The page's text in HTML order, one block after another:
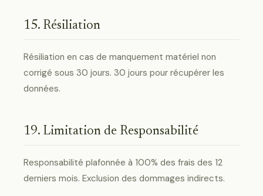
15. Résiliation
Résiliation en cas de manquement matériel non
corrigé sous 30 jours. 30 jours pour récupérer les
données.
19. Limitation de Responsabilité
Responsabilité plafonnée à 100% des frais des 12
derniers mois. Exclusion des dommages indirects.